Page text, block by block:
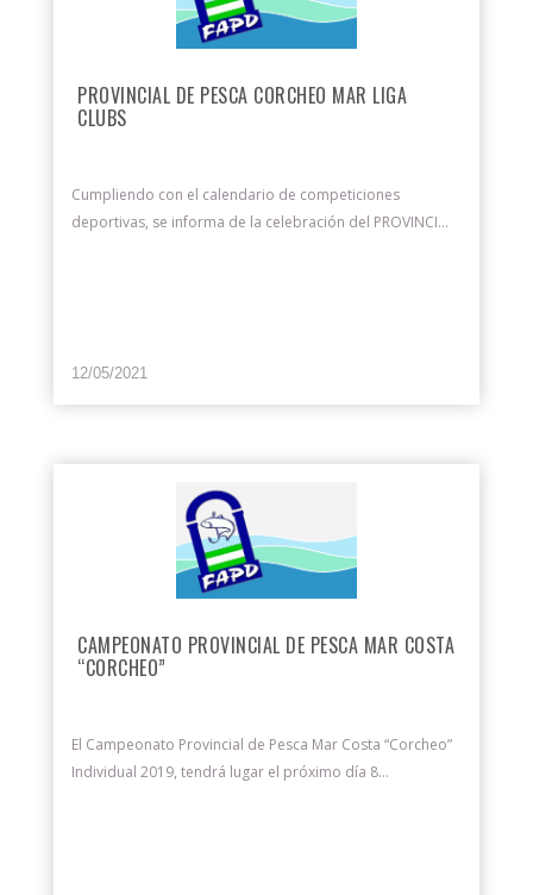
PROVINCIAL DE PESCA CORCHEO MAR LIGA
CLUBS
Cumpliendo con el calendario de competiciones
deportivas, se informa de la celebración del PROVINCI...
12/05/2021
CAMPEONATO PROVINCIAL DE PESCA MAR COSTA
“CORCHEO”
El Campeonato Provincial de Pesca Mar Costa “Corcheo”
Individual 2019, tendrá lugar el próximo día 8...